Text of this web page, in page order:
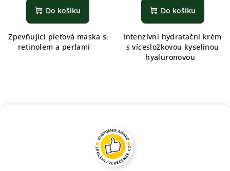
Do košíku
Zpevňující pleťová maska s
retinolem a perlami
Do košíku
Intenzivní hydratační krém
s vícesložkovou kyselinou
hyaluronovou